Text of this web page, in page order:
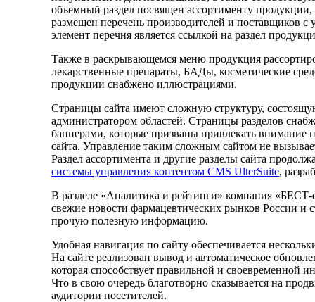
объемный раздел посвящен ассортименту
размещен перечень производителей и поставщиков
элемент перечня является ссылкой на раздел
Также в раскрывающемся меню продукция
лекарственные препараты, БАДы, косметические
продукции снабжено иллюстрациями.
Страницы сайта имеют сложную структуру,
администратором областей. Страницы разделов
баннерами, которые призваны привлекать внимание
сайта. Управление таким сложным сайтом не
Раздел ассортимента и другие разделы сайта
системы управления контентом CMS UlterSuite,
В разделе «Аналитика и рейтинги» компания «БЕСТ-
свежие новости фармацевтических рынков России и
прочую полезную информацию.
Удобная навигация по сайту обеспечивается
На сайте реализован вывод и автоматическое
которая способствует правильной и своевременной
Что в свою очередь благотворно сказывается на
аудитории посетителей.